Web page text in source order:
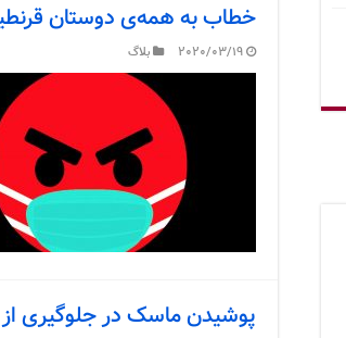
خطاب به همه‌ی دوستان
2020/03/19 بلاگ
پوشیدن ماسک در جلوگیری از